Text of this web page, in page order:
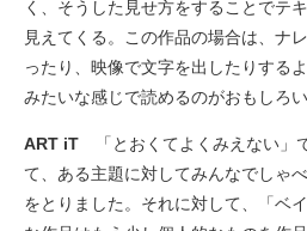
く、そうした見せ方をすることでテ
見えてくる。この作品の場合は、ナ
ったり、映像で文字を出したりする
みたいな感じで読めるのがおもしろい
ART iT 「とおくてよくみえない」
て、ある主題に対してみんなでしゃ
をとりました。それに対して、「ベ